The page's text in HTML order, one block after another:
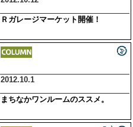
Ｒガレージマーケット開催！
2012.10.1
まちなかワンルームのススメ。